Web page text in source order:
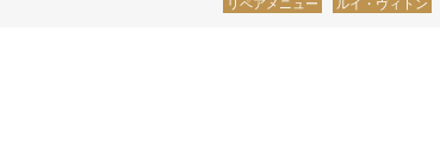
リペアメニュー
ルイ・ヴィトン